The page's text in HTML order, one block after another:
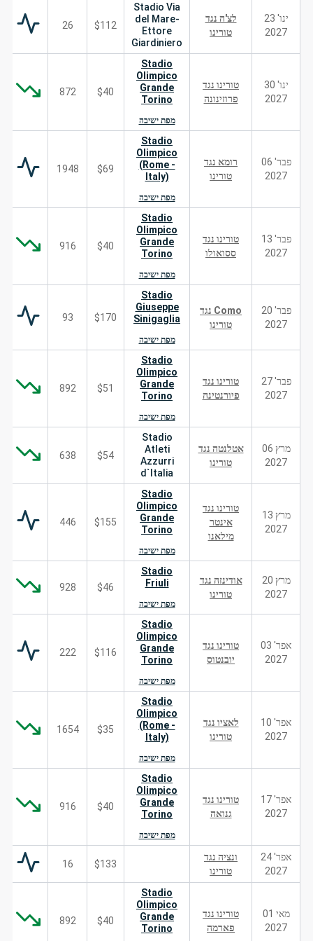
ינו' 23
2027
לצ'ה נגד
טורינו
Stadio Via
del Mare-
Ettore
Giardiniero
$112
26
ינו' 30
2027
טורינו נגד
פרוזינונה
Stadio
Olimpico
Grande
Torino
מפת ישיבה
$40
872
פבר' 06
2027
רומא נגד
טורינו
Stadio
Olimpico
(Rome -
Italy)
מפת ישיבה
$69
1948
פבר' 13
2027
טורינו נגד
ססואולו
Stadio
Olimpico
Grande
Torino
מפת ישיבה
$40
916
פבר' 20
2027
Como נגד
טורינו
Stadio
Giuseppe
Sinigaglia
מפת ישיבה
$170
93
פבר' 27
2027
טורינו נגד
פיורנטינה
Stadio
Olimpico
Grande
Torino
מפת ישיבה
$51
892
מרץ 06
2027
אטלנטה נגד
טורינו
Stadio
Atleti
Azzurri
d`Italia
$54
638
מרץ 13
2027
טורינו נגד
אינטר
מילאנו
Stadio
Olimpico
Grande
Torino
מפת ישיבה
$155
446
מרץ 20
2027
אודינזה נגד
טורינו
Stadio
Friuli
מפת ישיבה
$46
928
אפר' 03
2027
טורינו נגד
יובנטוס
Stadio
Olimpico
Grande
Torino
מפת ישיבה
$116
222
אפר' 10
2027
לאציו נגד
טורינו
Stadio
Olimpico
(Rome -
Italy)
מפת ישיבה
$35
1654
אפר' 17
2027
טורינו נגד
גנואה
Stadio
Olimpico
Grande
Torino
מפת ישיבה
$40
916
אפר' 24
2027
ונציה נגד
טורינו
$133
16
מאי 01
2027
טורינו נגד
פארמה
Stadio
Olimpico
Grande
Torino
$40
892